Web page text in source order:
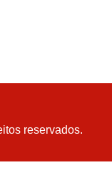
reservados.